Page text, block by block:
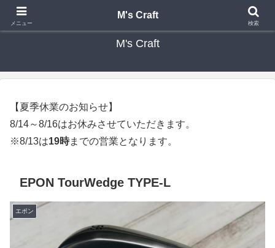
カスタムクラブ・リシャフト・修理 専門店 ゴルフ工房 エムズクラフト
M's Craft
【夏季休業のお知らせ】
8/14～8/16はお休みさせていただきます。
※8/13は19時までの営業となります。
EPON TourWedge TYPE-L
エポン
メニュー
M's Craft
検索